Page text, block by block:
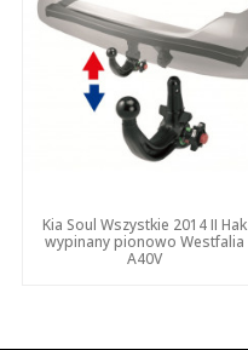
Kia Soul Wszystkie 2014 II Hak
wypinany pionowo Westfalia
A40V